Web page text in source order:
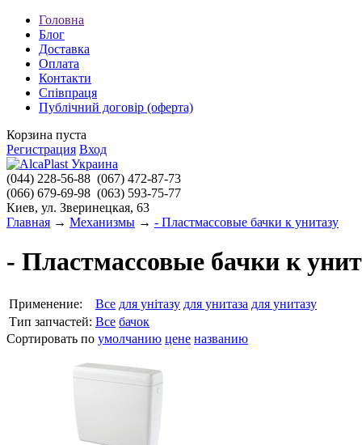
Головна
Блог
Доставка
Оплата
Контакти
Співпраця
Публічний договір (оферта)
Корзина пуста
Регистрация Вход
(044) 228-56-88 (067) 472-87-73
(066) 679-69-98 (063) 593-75-77
Киев, ул. Зверинецкая, 63
Главная → Механизмы → - Пластмассовые бачки к унитазу
- Пластмассовые бачки к
Применение: Все для унітазу для унитаза для унитазу
Тип запчастей: Все бачок
Сортировать по умолчанию цене названию